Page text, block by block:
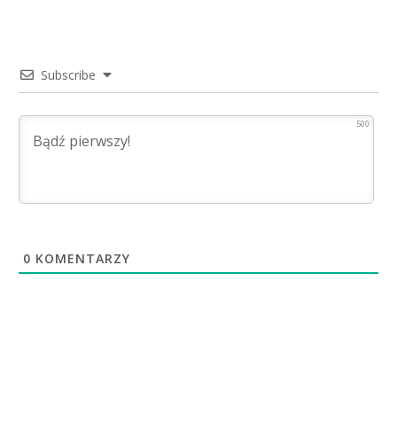
Subscribe
500
0 KOMENTARZY